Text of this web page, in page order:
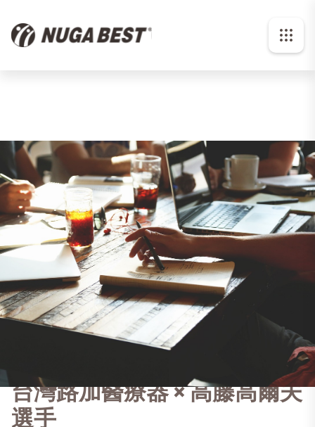
nugabest-golf-sports-care-health
2026 品牌合作｜NUGABEST
台灣路加醫療器 × 高藤高爾夫
選手